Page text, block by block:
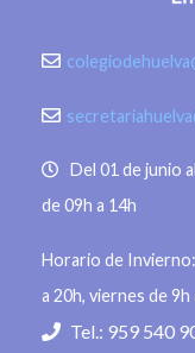
Del 01 de junio
de 09h a 14h
Horario de Invierno:
a 20h, viernes de 9h
Tel.: 959 540